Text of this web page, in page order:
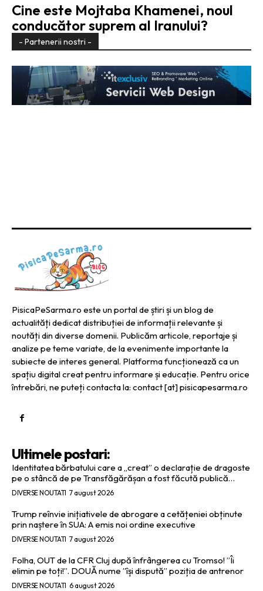
Cine este Mojtaba Khamenei, noul
conducător suprem al Iranului?
- Partenerii nostri -
PisicaPeSarma.ro este un portal de știri și un blog de
actualități dedicat distribuției de informații relevante și
noutăți din diverse domenii. Publicăm articole, reportaje și
analize pe teme variate, de la evenimente importante la
subiecte de interes general. Platforma funcționează ca un
spațiu digital creat pentru informare și educație. Pentru orice
întrebări, ne puteți contacta la: contact [at] pisicapesarma.ro
Ultimele postari:
Identitatea bărbatului care a „creat” o declarație de dragoste
pe o stâncă de pe Transfăgărășan a fost făcută publică…
DIVERSE NOUTATI 7 august 2026
Trump reînvie inițiativele de abrogare a cetățeniei obținute
prin naștere în SUA: A emis noi ordine executive
DIVERSE NOUTATI 7 august 2026
Folha, OUT de la CFR Cluj după înfrângerea cu Tromso! ”Îi
elimin pe toți!”. DOUĂ nume ”își dispută” poziția de antrenor
DIVERSE NOUTATI 6 august 2026